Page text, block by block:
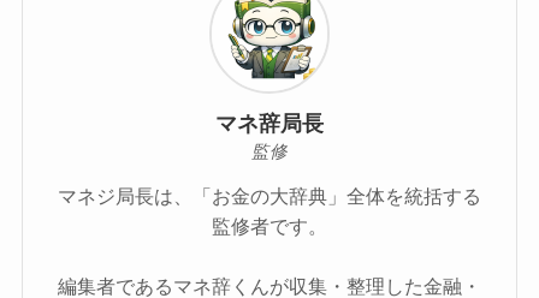
マネ辞局長
監修
マネジ局長は、「お金の大辞典」全体を統括する
監修者です。
編集者であるマネ辞くんが収集・整理した金融・